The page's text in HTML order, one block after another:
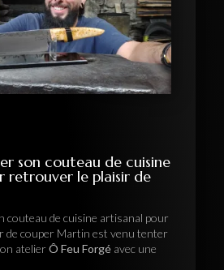
son couteau de cuisine
retrouver le plaisir de
couteau de cuisine artisanal pour
de couper Martin est venu tenter
atelierÔ Feu Forgé avec une